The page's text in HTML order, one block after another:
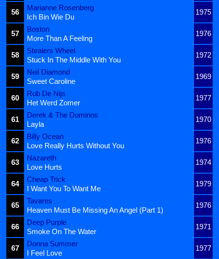
56
Marianne Rosenberg
1975
Ich Bin Wie Du
57
Boston
1976
More Than A Feeling
58
Stealers Wheel
1972
Stuck In The Middle With You
59
Neil Diamond
1969
Sweet Caroline
60
Rob De Nijs
1977
Het Werd Zomer
61
Derek & The Dominos
1970
Layla
62
Billy Ocean
1976
Love Really Hurts Without You
63
Nazareth
1974
Love Hurts
64
Cheap Trick
1979
I Want You To Want Me
65
Tavares
1976
Heaven Must Be Missing An Angel (Part 1)
66
Deep Purple
1971
Smoke On The Water
67
Donna Summer
1977
I Feel Love